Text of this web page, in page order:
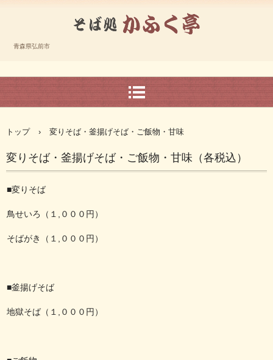
処かふく亭（公式サイト）
青森県弘前市
トップ › 変りそば・釜揚げそば・ご飯物・甘味
変りそば・釜揚げそば・ご飯物・甘味（各税込）
■変りそば
鳥せいろ（１,０００円）
そばがき（１,０００円）
■釜揚げそば
地獄そば（１,０００円）